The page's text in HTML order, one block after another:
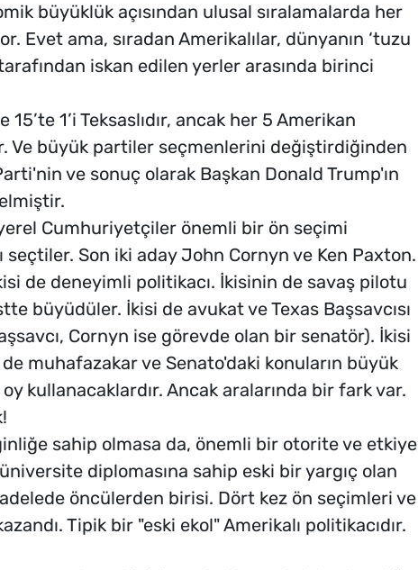
büyüklük açısından ulusal sıralamalarda her
Evet ama, sıradan Amerikalılar, dünyanın ‘tuzu
iskan edilen yerler arasında birinci
1’i Teksaslıdır, ancak her 5 Amerikan
Ve büyük partiler seçmenlerini değiştirdiğinden
ve sonuç olarak Başkan Donald Trump'ın
Cumhuriyetçiler önemli bir ön seçimi
seçtiler. Son iki aday John Cornyn ve Ken Paxton.
de deneyimli politikacı. İkisinin de savaş pilotu
büyüdüler. İkisi de avukat ve Texas Başsavcısı
Cornyn ise görevde olan bir senatör). İkisi
muhafazakar ve Senato'daki konuların büyük
kullanacaklardır. Ancak aralarında bir fark var.
sahip olmasa da, önemli bir otorite ve etkiye
diplomasına sahip eski bir yargıç olan
öncülerden birisi. Dört kez ön seçimleri ve
Tipik bir "eski ekol" Amerikalı politikacıdır.